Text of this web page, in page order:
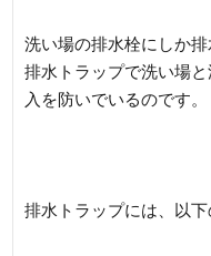
洗い場の排水栓にしか
排水トラップで洗い場
入を防いでいるのです。
排水トラップには、以下